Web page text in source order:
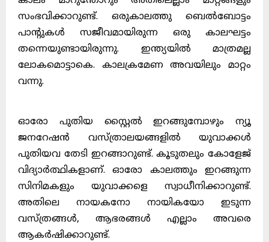
സംഭവിക്കാറുണ്ട്. ഒരുകാലത്തു ബെൽബോട്ടം
പാന്റുകൾ സജീവമായിരുന്ന ഒരു കാലഘട്ടം
തന്നെയുണ്ടായിരുന്നു. ഇന്ത്യയിൽ മാത്രമല്ല
ലോകമൊട്ടാകെ. കാലക്രമേണ അവയിലും മാറ്റം
വന്നു.
ഓരോ പുതിയ സ്റ്റൈൽ ഇറങ്ങുമ്പോഴും ന്യൂ
ജനറേഷൻ വസ്ത്രാലയങ്ങളിൽ യുവാക്കൾ
പുതിയവ തേടി ഇറങ്ങാറുണ്ട്.കൂടുതലും കോളേജ്
വിദ്യാർത്ഥികളാണ്.ഓരോ കാലത്തും ഇറങ്ങുന്ന
സിനിമകളും യുവാക്കളെ സ്വാധീനിക്കാറുണ്ട്.
അതിലെ നായകനോ നായികയോ ഇടുന്ന
വസ്ത്രങ്ങൾ, ആഭരങ്ങൾ എല്ലാം അവരെ
ആകർഷിക്കാറുണ്ട്.